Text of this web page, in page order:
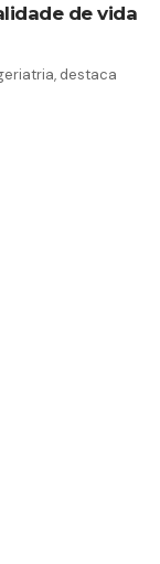
de vida
destaca